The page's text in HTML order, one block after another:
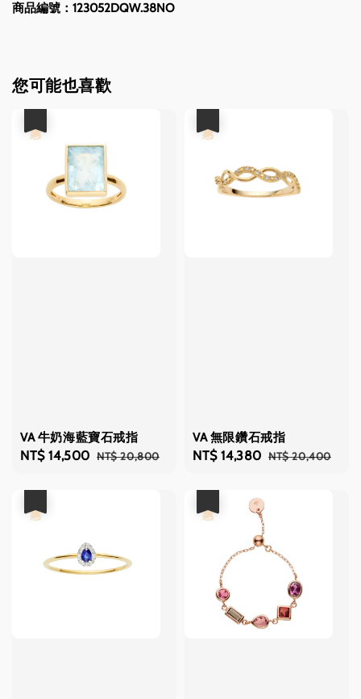
商品編號：123052DQW.38NO
您可能也喜歡
VA 牛奶海藍寶石戒指
Sale
NT$ 14,500 Regular
NT$ 20,800
VA 無限鑽石戒指
Sale
NT$ 14,380 Regular
NT$ 20,400